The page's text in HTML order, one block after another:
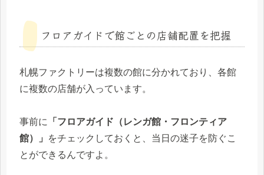
フロアガイドで館ごとの店舗配置を把握
札幌ファクトリーは複数の館に分かれており、各館
に複数の店舗が入っています。
事前に 「フロアガイド（レンガ館・フロンティア
館）」
をチェックしておくと、当日の迷子を防ぐこ
とができるんですよ。